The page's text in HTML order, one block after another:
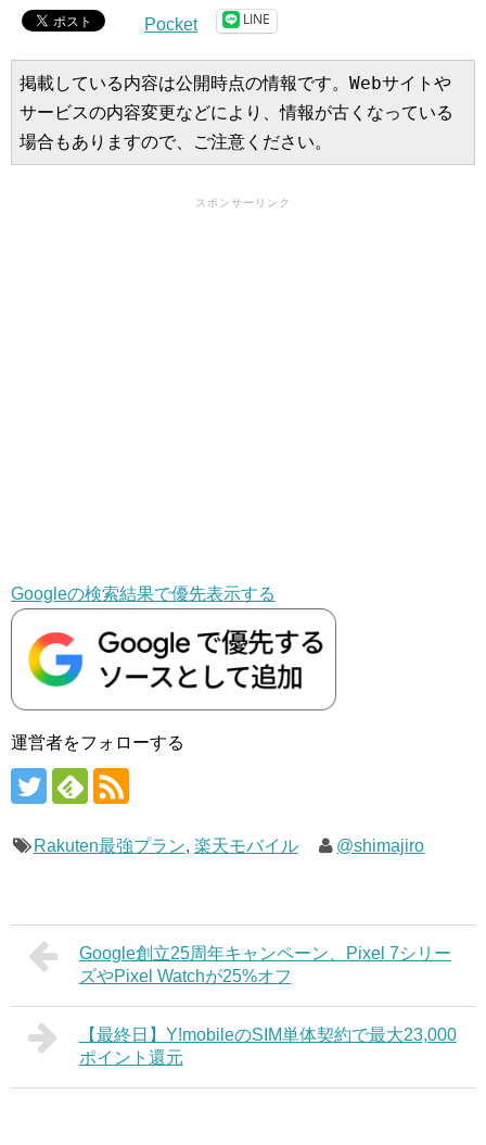
Pocket LINE
掲載している内容は公開時点の情報です。Webサイトや
サービスの内容変更などにより、情報が古くなっている
場合もありますので、ご注意ください。
スポンサーリンク
Googleの検索結果で優先表示する
運営者をフォローする
Rakuten最強プラン, 楽天モバイル @shimajiro
Google創立25周年キャンペーン、Pixel 7シリー
ズやPixel Watchが25%オフ
【最終日】Y!mobileのSIM単体契約で最大23,000
ポイント還元